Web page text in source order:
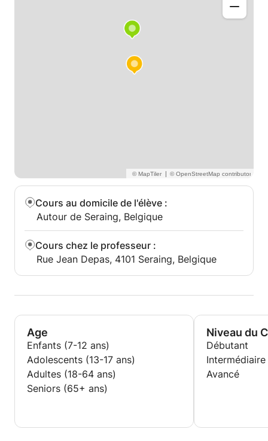
|
Cours au domicile de l'élève :
Autour de Seraing, Belgique
Cours chez le professeur :
Rue Jean Depas, 4101 Seraing, Belgique
Age
Enfants (7-12 ans)
Adolescents (13-17 ans)
Adultes (18-64 ans)
Seniors (65+ ans)
Niveau du
Débutant
Intermédiaire
Avancé